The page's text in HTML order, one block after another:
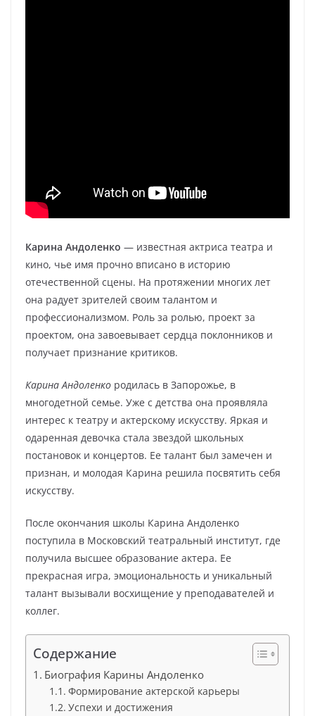
Карина Андоленко — известная актриса театра и
кино, чье имя прочно вписано в историю
отечественной сцены. На протяжении многих лет
она радует зрителей своим талантом и
профессионализмом. Роль за ролью, проект за
проектом, она завоевывает сердца поклонников и
получает признание критиков.
Карина Андоленко родилась в Запорожье, в
многодетной семье. Уже с детства она проявляла
интерес к театру и актерскому искусству. Яркая и
одаренная девочка стала звездой школьных
постановок и концертов. Ее талант был замечен и
признан, и молодая Карина решила посвятить себя
искусству.
После окончания школы Карина Андоленко
поступила в Московский театральный институт, где
получила высшее образование актера. Ее
прекрасная игра, эмоциональность и уникальный
талант вызывали восхищение у преподавателей и
коллег.
Содержание
Биография Карины Андоленко
Формирование актерской карьеры
Успехи и достижения